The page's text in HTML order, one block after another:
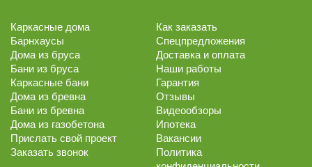
Каркасные дома
Барнхаусы
Дома из бруса
Бани из бруса
Каркасные бани
Дома из бревна
Бани из бревна
Дома из газобетона
Прислать свой проект
Заказать звонок
Как заказать
Спецпредложения
Доставка и оплата
Наши работы
Гарантия
Отзывы
Видеообзоры
Ипотека
Вакансии
Политика